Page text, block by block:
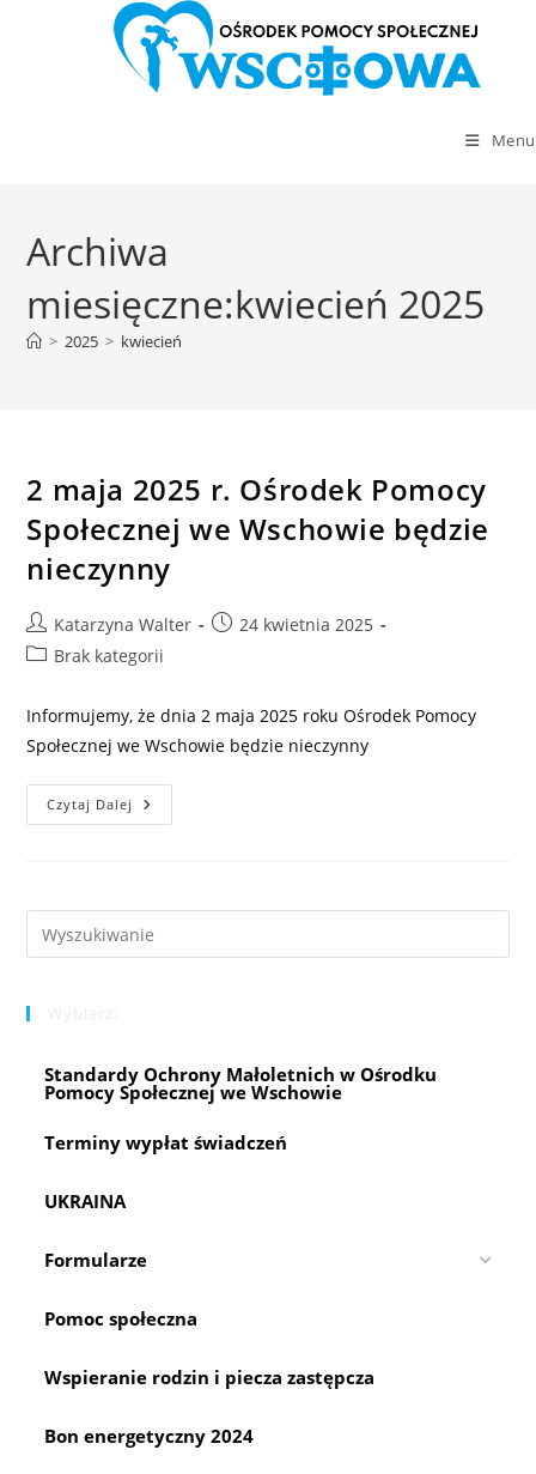
content
Menu
Archiwa
miesięczne:kwiecień 2025
> 2025 > kwiecień
2 maja 2025 r. Ośrodek Pomocy
Społecznej we Wschowie będzie
nieczynny
Post
author:
Katarzyna Walter
Post24 kwietnia 2025
PostBrak kategorii
Informujemy, że dnia 2 maja 2025 roku Ośrodek Pomocy
Społecznej we Wschowie będzie nieczynny
Czytaj Dalej
Maja
Społecznej
Wschowie
Będzie
Standardy Ochrony Małoletnich w Ośrodku
Pomocy Społecznej we Wschowie
Terminy wypłat świadczeń
UKRAINA
Formularze
Pomoc społeczna
Wspieranie rodzin i piecza zastępcza
Bon energetyczny 2024